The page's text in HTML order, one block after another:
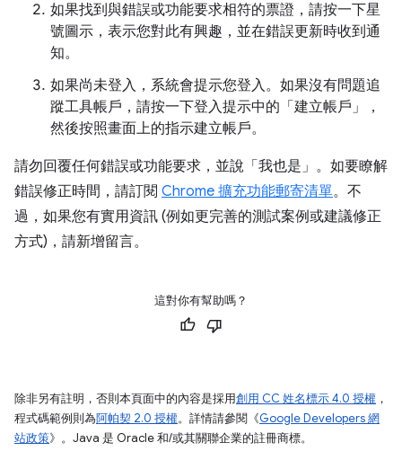
如果找到與錯誤或功能要求相符的票證，請按一下星
號圖示，表示您對此有興趣，並在錯誤更新時收到通
知。
如果尚未登入，系統會提示您登入。如果沒有問題追
蹤工具帳戶，請按一下登入提示中的「建立帳戶」
，
然後按照畫面上的指示建立帳戶。
請勿回覆任何錯誤或功能要求，並說「我也是」。如要瞭解
錯誤修正時間，請訂閱 Chrome 擴充功能郵寄清單。不
過，如果您有實用資訊 (例如更完善的測試案例或建議修正
方式)，請新增留言。
這對你有幫助嗎？
除非另有註明，否則本頁面中的內容是採用創用 CC 姓名標示 4.0 授權 ，
程式碼範例則為阿帕契 2.0 授權。詳情請參閱《Google Developers 網
站政策》。Java 是 Oracle 和/或其關聯企業的註冊商標。